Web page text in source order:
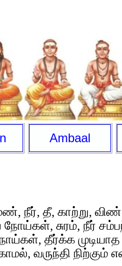
Ambaal
நீர், தீ, காற்று,
சுரம், நீர்
தீர்க்க
நிற்கும்